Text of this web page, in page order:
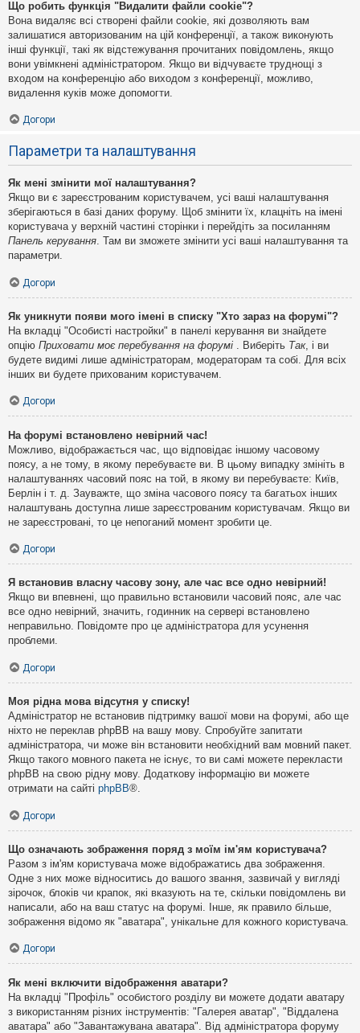
Що робить функція "Видалити файли cookie"?
Вона видаляє всі створені файли cookie, які дозволяють вам
залишатися авторизованим на цій конференції, а також виконують
інші функції, такі як відстежування прочитаних повідомлень, якщо
вони увімкнені адміністратором. Якщо ви відчуваєте труднощі з
входом на конференцію або виходом з конференції, можливо,
видалення куків може допомогти.
Догори
Параметри та налаштування
Як мені змінити мої налаштування?
Якщо ви є зареєстрованим користувачем, усі ваші налаштування
зберігаються в базі даних форуму. Щоб змінити їх, клацніть на імені
користувача у верхній частині сторінки і перейдіть за посиланням
Панель керування . Там ви зможете змінити усі ваші налаштування та
параметри.
Догори
Як уникнути появи мого імені в списку "Хто зараз на форумі"?
На вкладці "Особисті настройки" в панелі керування ви знайдете
опцію Приховати моє перебування на форумі . Виберіть Так, і ви
будете видимі лише адміністраторам, модераторам та собі. Для всіх
інших ви будете прихованим користувачем.
Догори
На форумі встановлено невірний час!
Можливо, відображається час, що відповідає іншому часовому
поясу, а не тому, в якому перебуваєте ви. В цьому випадку змініть в
налаштуваннях часовий пояс на той, в якому ви перебуваєте: Київ,
Берлін і т. д. Зауважте, що зміна часового поясу та багатьох інших
налаштувань доступна лише зареєстрованим користувачам. Якщо ви
не зареєстровані, то це непоганий момент зробити це.
Догори
Я встановив власну часову зону, але час все одно невірний!
Якщо ви впевнені, що правильно встановили часовий пояс, але час
все одно невірний, значить, годинник на сервері встановлено
неправильно. Повідомте про це адміністратора для усунення
проблеми.
Догори
Моя рідна мова відсутня у списку!
Адміністратор не встановив підтримку вашої мови на форумі, або ще
ніхто не переклав phpBB на вашу мову. Спробуйте запитати
адміністратора, чи може він встановити необхідний вам мовний пакет.
Якщо такого мовного пакета не існує, то ви самі можете перекласти
phpBB на свою рідну мову. Додаткову інформацію ви можете
отримати на сайті phpBB®.
Догори
Що означають зображення поряд з моїм ім'ям користувача?
Разом з ім'ям користувача може відображатись два зображення.
Одне з них може відноситись до вашого звання, зазвичай у вигляді
зірочок, блоків чи крапок, які вказують на те, скільки повідомлень ви
написали, або на ваш статус на форумі. Інше, як правило більше,
зображення відомо як "аватара", унікальне для кожного користувача.
Догори
Як мені включити відображення аватари?
На вкладці "Профіль" особистого розділу ви можете додати аватару
з використанням різних інструментів: "Галерея аватар", "Віддалена
аватара" або "Завантажувана аватара". Від адміністратора форуму